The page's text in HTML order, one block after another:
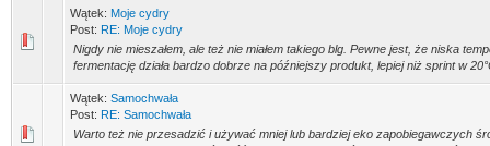
Wątek: Moje cydry
Post: RE: Moje cydry
Nigdy nie mieszałem, ale też nie miałem takiego blg. Pewne jest, że niska
fermentację działa bardzo dobrze na późniejszy produkt, lepiej niż sprint w
Wątek: Samochwała
Post: RE: Samochwała
Warto też nie przesadzić i używać mniej lub bardziej eko zapobiegawczych